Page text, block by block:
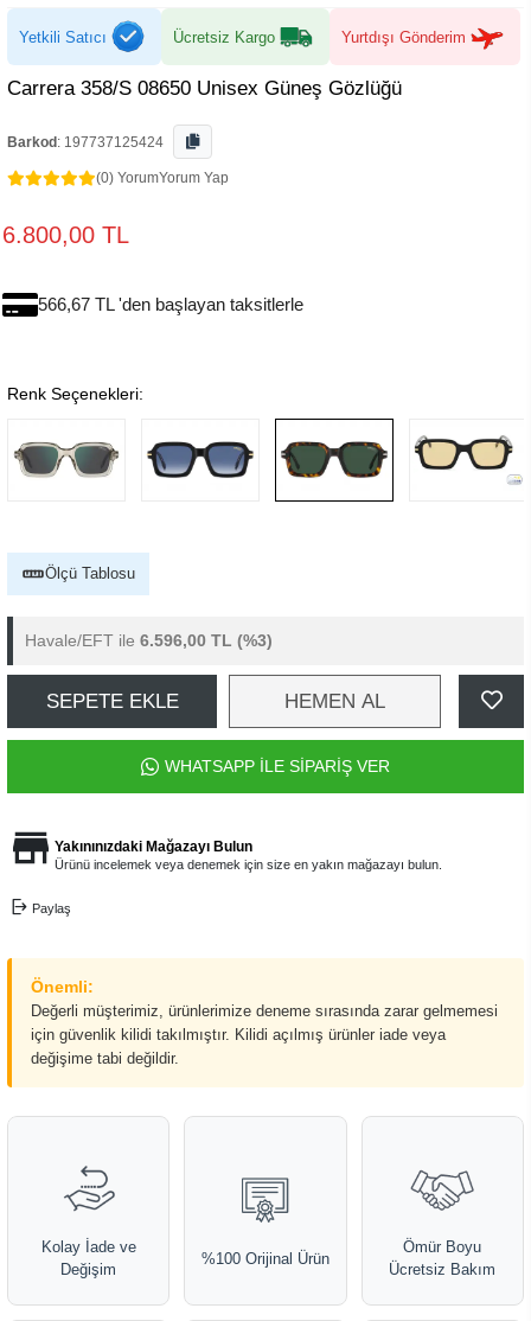
Yetkili Satıcı Ücretsiz Kargo Yurtdışı Gönderim
Carrera 358/S 08650 Unisex Güneş Gözlüğü
Barkod : 197737125424
(0) YorumYorum Yap
6.800,00 TL
566,67 TL 'den başlayan taksitlerle
Renk Seçenekleri:
Ölçü Tablosu
Havale/EFT ile 6.596,00 TL (%3)
SEPETE EKLE HEMEN AL
WHATSAPP İLE SİPARİŞ VER
Yakınınızdaki Mağazayı Bulun
Ürünü incelemek veya denemek için size en yakın mağazayı bulun.
Paylaş
Önemli:
Değerli müşterimiz, ürünlerimize deneme sırasında zarar gelmemesi
için güvenlik kilidi takılmıştır. Kilidi açılmış ürünler iade veya
değişime tabi değildir.
Kolay İade ve
Değişim
%100 Orijinal Ürün
Ömür Boyu
Ücretsiz Bakım